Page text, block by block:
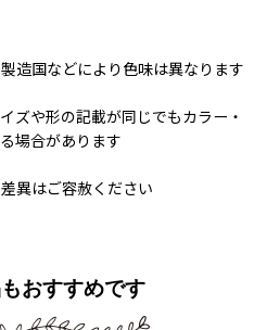
造国などにより色味は異なります
ズや形の記載が同じでもカラー・
場合があります
異はご容赦ください
おすすめです